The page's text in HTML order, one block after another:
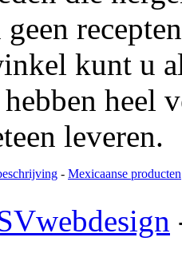
kunt u
heel
leveren.
- Mexicaanse producten